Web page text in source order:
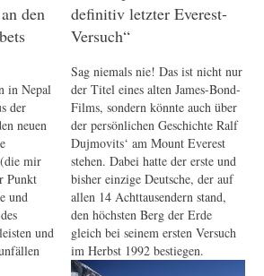
den
in Nepal
der
neuen
mir
Punkt
und
und
definitiv letzter Everest-
Versuch“
Sag niemals nie! Das ist nicht nur
der Titel eines alten James-Bond-
Films, sondern könnte auch über
der persönlichen Geschichte Ralf
Dujmovits‘ am Mount Everest
stehen. Dabei hatte der erste und
bisher einzige Deutsche, der auf
allen 14 Achttausendern stand,
den höchsten Berg der Erde
gleich bei seinem ersten Versuch
im Herbst 1992 bestiegen.